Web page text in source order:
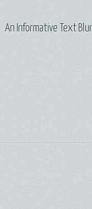
An Informative Text